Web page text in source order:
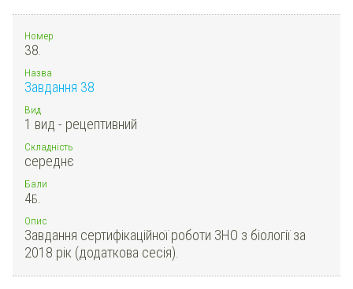
Номер
38.
Назва
Завдання 38
Вид
1 вид - рецептивний
Складність
середнє
Бали
4Б.
Опис
Завдання сертифікаційної роботи ЗНО з біології за
2018 рік (додаткова сесія).